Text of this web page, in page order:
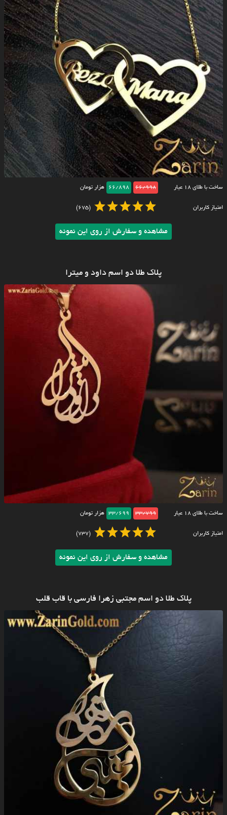
ساخت با طلای ۱۸ عیار 66/998
66/898 هزار تومان
امتیاز کاربران (675)
مشاهده و سفارش از روی این نمونه
پلاک طلا دو اسم داود و میترا
ساخت با طلای ۱۸ عیار 33/799
33/699 هزار تومان
امتیاز کاربران (737)
مشاهده و سفارش از روی این نمونه
پلاک طلا دو اسم مجتبی زهرا فارسی با قاب قلب